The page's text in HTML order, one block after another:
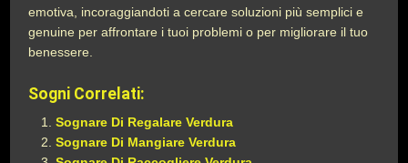
emotiva, incoraggiandoti a cercare soluzioni più semplici e
genuine per affrontare i tuoi problemi o per migliorare il tuo
benessere.
Sogni Correlati:
Sognare Di Regalare Verdura
Sognare Di Mangiare Verdura